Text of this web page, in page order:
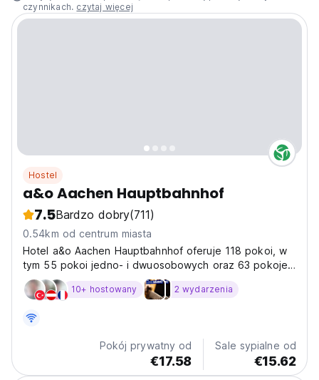
czynnikach. czytaj więcej
Hostel
a&o Aachen Hauptbahnhof
7.5Bardzo dobry(711)
0.54km od centrum miasta
Hotel a&o Aachen Hauptbahnhof oferuje 118 pokoi, w
tym 55 pokoi jedno- i dwuosobowych oraz 63 pokoje
rodzinne.
10+ hostowany 2 wydarzenia
Pokój prywatny od
€17.58
Sale sypialne od
€15.62